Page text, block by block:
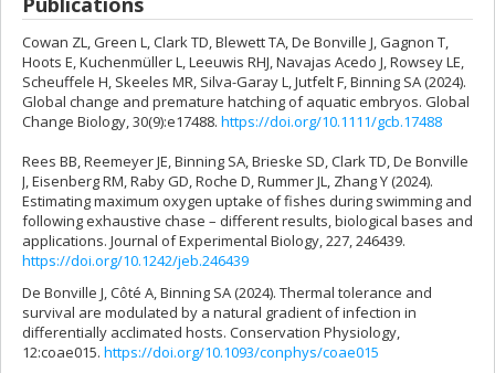
Cowan ZL, Green L, Clark TD, Blewett TA, De Bonville J, Gagnon T,
Hoots E, Kuchenmüller L, Leeuwis RHJ, Navajas Acedo J, Rowsey LE,
Scheuffele H, Skeeles MR, Silva-Garay L, Jutfelt F, Binning SA (2024).
Global change and premature hatching of aquatic embryos. Global
Change Biology, 30(9):e17488. https://doi.org/10.1111/gcb.17488
Rees BB, Reemeyer JE, Binning SA, Brieske SD, Clark TD, De Bonville
J, Eisenberg RM, Raby GD, Roche D, Rummer JL, Zhang Y (2024).
Estimating maximum oxygen uptake of fishes during swimming and
following exhaustive chase – different results, biological bases and
applications. Journal of Experimental Biology, 227, 246439.
https://doi.org/10.1242/jeb.246439
De Bonville J, Côté A, Binning SA (2024). Thermal tolerance and
survival are modulated by a natural gradient of infection in
differentially acclimated hosts. Conservation Physiology,
12:coae015. https://doi.org/10.1093/conphys/coae015